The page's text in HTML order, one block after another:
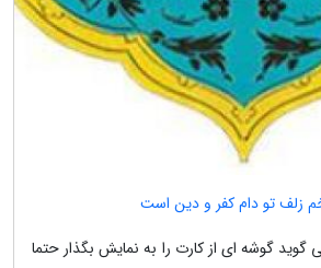
حافظ می گوید گوشه ای از کارت را به نمایش بگذار حتما